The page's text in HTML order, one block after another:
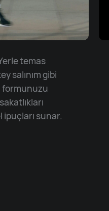
temas
salınım gibi
formunuzu
sunar.